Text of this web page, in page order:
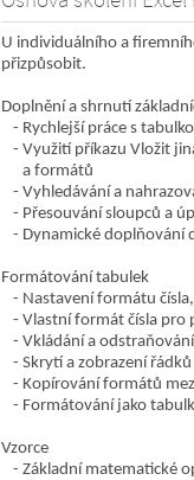
U individuálního a
přizpůsobit.
Doplnění a shrnutí
Rychlejší práce s
Využití příkazu Vložit
a formátů
Vyhledávání a
Přesouvání sloupců a
Dynamické doplňování
Formátování tabulek
Nastavení formátu
Vlastní formát čísla pro
Vkládání a
Skrytí a zobrazení
Kopírování formátů
Formátování jako
Vzorce
Základní matematické